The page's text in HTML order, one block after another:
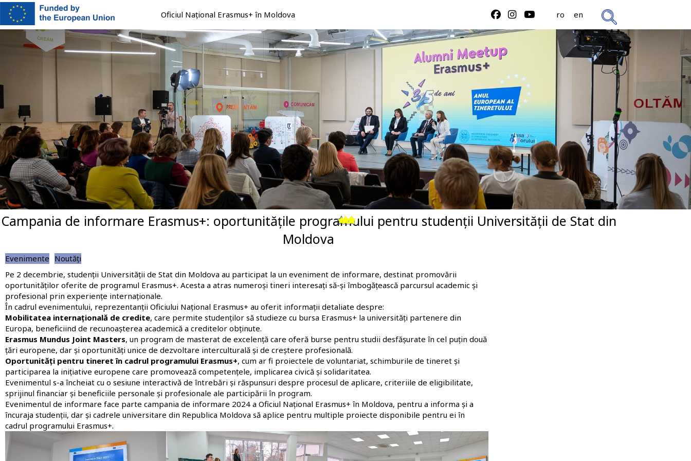
Mergi
conţinutul
principal
Oficiul Național Erasmus+ în Moldova ro en
Previous
Next
Campania de informare Erasmus+: oportunitățile programului pentru studenții Universității de Stat din
Moldova
Evenimente Noutăți
Pe 2 decembrie, studenții Universității de Stat din Moldova au participat la un eveniment de informare, destinat promovării
oportunităților oferite de programul Erasmus+. Acesta a atras numeroși tineri interesați să-și îmbogățească parcursul academic și
profesional prin experiențe internaționale.
În cadrul evenimentului, reprezentanții Oficiului Național Erasmus+ au oferit informații detaliate despre:
Mobilitatea internațională de credite, care permite studenților să studieze cu bursa Erasmus+ la universități partenere din
Europa, beneficiind de recunoașterea academică a creditelor obținute.
Erasmus Mundus Joint Masters, un program de masterat de excelență care oferă burse pentru studii desfășurate în cel puțin două
țări europene, dar și oportunități unice de dezvoltare interculturală și de creștere profesională.
Oportunități pentru tineret în cadrul programului Erasmus+, cum ar fi proiectele de voluntariat, schimburile de tineret și
participarea la inițiative europene care promovează competențele, implicarea civică și solidaritatea.
Evenimentul s-a încheiat cu o sesiune interactivă de întrebări și răspunsuri despre procesul de aplicare, criteriile de eligibilitate,
sprijinul financiar și beneficiile personale și profesionale ale participării în program.
Evenimentul de informare face parte campania de informare 2024 a Oficiul Național Erasmus+ în Moldova, pentru a informa și a
încuraja studenții, dar și cadrele universitare din Republica Moldova să aplice pentru multiple proiecte disponibile pentru ei în
cadrul programului Erasmus+.